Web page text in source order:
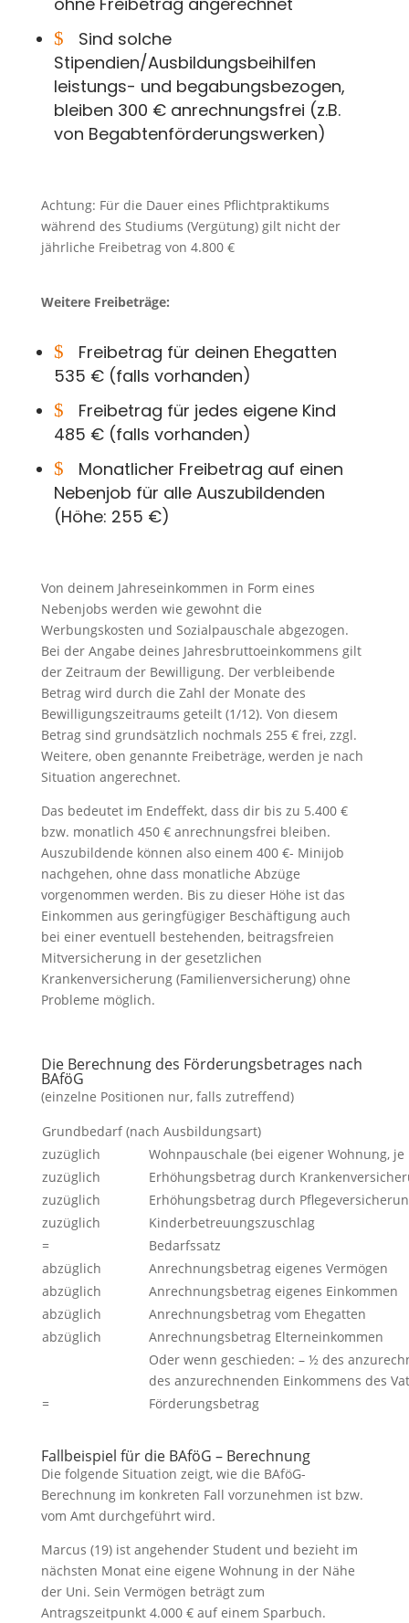
$
Sind solche
Stipendien/Ausbildungsbeihilfen
leistungs- und begabungsbezogen,
bleiben 300 € anrechnungsfrei (z.B.
von Begabtenförderungswerken)
Achtung: Für die Dauer eines Pflichtpraktikums
während des Studiums (Vergütung) gilt nicht der
jährliche Freibetrag von 4.800 €
Weitere Freibeträge:
$
Freibetrag für deinen Ehegatten
535 € (falls vorhanden)
$
Freibetrag für jedes eigene Kind
485 € (falls vorhanden)
$
Monatlicher Freibetrag auf einen
Nebenjob für alle Auszubildenden
(Höhe: 255 €)
Von deinem Jahreseinkommen in Form eines
Nebenjobs werden wie gewohnt die
Werbungskosten und Sozialpauschale abgezogen.
Bei der Angabe deines Jahresbruttoeinkommens gilt
der Zeitraum der Bewilligung. Der verbleibende
Betrag wird durch die Zahl der Monate des
Bewilligungszeitraums geteilt (1/12). Von diesem
Betrag sind grundsätzlich nochmals 255 € frei, zzgl.
Weitere, oben genannte Freibeträge, werden je nach
Situation angerechnet.
Das bedeutet im Endeffekt, dass dir bis zu 5.400 €
bzw. monatlich 450 € anrechnungsfrei bleiben.
Auszubildende können also einem 400 €- Minijob
nachgehen, ohne dass monatliche Abzüge
vorgenommen werden. Bis zu dieser Höhe ist das
Einkommen aus geringfügiger Beschäftigung auch
bei einer eventuell bestehenden, beitragsfreien
Mitversicherung in der gesetzlichen
Krankenversicherung (Familienversicherung) ohne
Probleme möglich.
Die Berechnung des Förderungsbetrages nach
BAföG
(einzelne Positionen nur, falls zutreffend)
Grundbedarf (nach Ausbildungsart)
zuzüglich
Wohnpauschale (bei eigener Wohnung,
zuzüglich
Erhöhungsbetrag durch
zuzüglich
Erhöhungsbetrag durch
zuzüglich
Kinderbetreuungszuschlag
=
Bedarfssatz
abzüglich
Anrechnungsbetrag eigenes Vermögen
abzüglich
Anrechnungsbetrag eigenes Einkommen
abzüglich
Anrechnungsbetrag vom Ehegatten
abzüglich
Anrechnungsbetrag Elterneinkommen
Oder wenn geschieden: – ½ des
des anzurechnenden Einkommens des
=
Förderungsbetrag
Fallbeispiel für die BAföG – Berechnung
Die folgende Situation zeigt, wie die BAföG-
Berechnung im konkreten Fall vorzunehmen ist bzw.
vom Amt durchgeführt wird.
Marcus (19) ist angehender Student und bezieht im
nächsten Monat eine eigene Wohnung in der Nähe
der Uni. Sein Vermögen beträgt zum
Antragszeitpunkt 4.000 € auf einem Sparbuch.